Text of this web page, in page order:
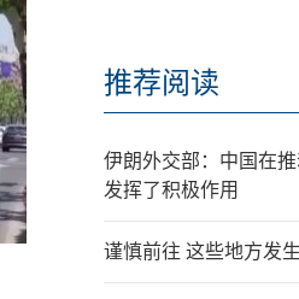
推荐阅读
伊朗外交部：中国在
发挥了积极作用
谨慎前往 这些地方发